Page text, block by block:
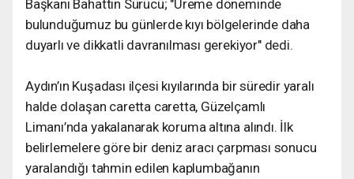
Başkanı Bahattin Sürücü; "Üreme döneminde
bulunduğumuz bu günlerde kıyı bölgelerinde daha
duyarlı ve dikkatli davranılması gerekiyor" dedi.
Aydın’ın Kuşadası ilçesi kıyılarında bir süredir yaralı
halde dolaşan caretta caretta, Güzelçamlı
Limanı’nda yakalanarak koruma altına alındı. İlk
belirlemelere göre bir deniz aracı çarpması sonucu
yaralandığı tahmin edilen kaplumbağanın